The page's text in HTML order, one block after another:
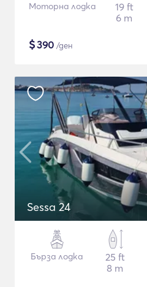
Моторна лодка
19 ft
6 m
$390 /ден
Sessa 24
Бърза лодка
25 ft
8 m